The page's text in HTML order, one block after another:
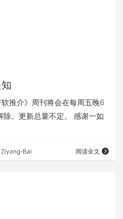
推介》周刊将会在每周五晚6
除。更新总量不定。 感谢一如
Ziyang-Bai 阅读全文